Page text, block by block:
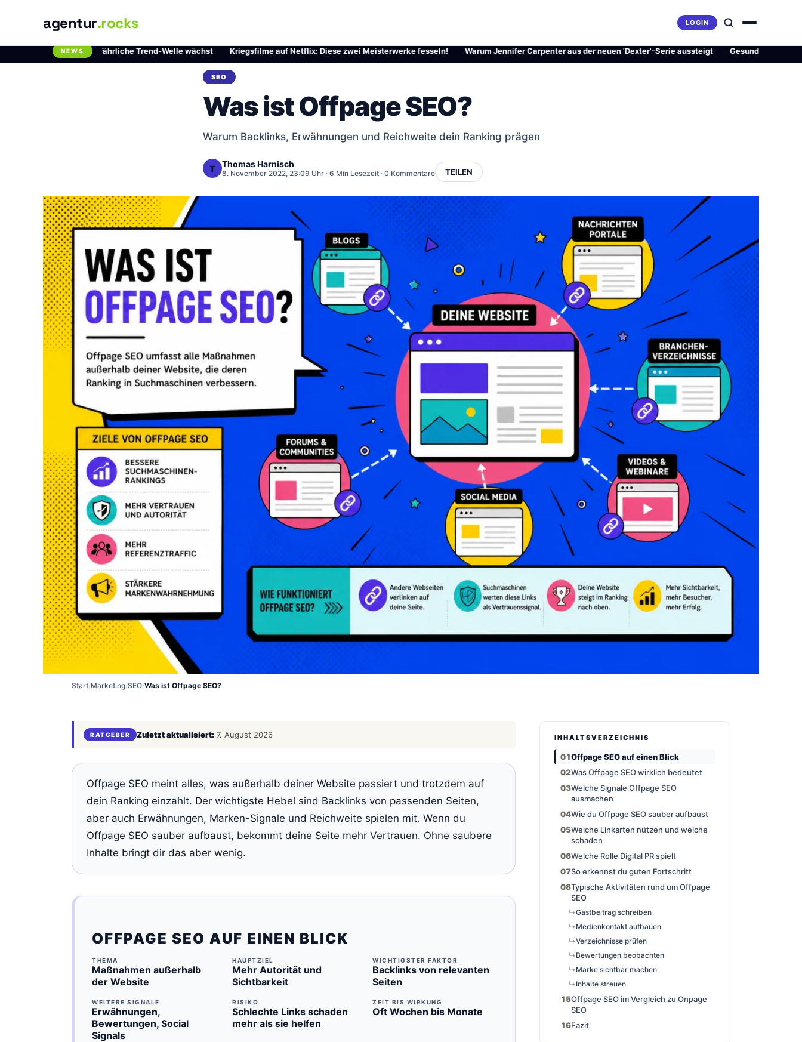
agentur.rocks LOGIN
NEWS
Breaking News Ticker
Die gefährliche Trend-Welle wächst· Kriegsfilme auf Netflix: Diese zwei Meisterwerke fesseln!· Warum Jennifer Carpenter aus der neuen 'Dexter'-Serie aussteigt· Gesundheitsrevolution
SEO
Was ist Offpage SEO?
Warum Backlinks, Erwähnungen und Reichweite dein Ranking prägen
T Thomas Harnisch
8. November 2022, 23:09 Uhr · 6 Min Lesezeit · 0 Kommentare TEILEN
Start/Marketing/SEO/Was ist Offpage SEO?
RATGEBER Zuletzt aktualisiert: 7. August 2026
Offpage SEO meint alles, was außerhalb deiner Website passiert und trotzdem auf
dein Ranking einzahlt. Der wichtigste Hebel sind Backlinks von passenden Seiten,
aber auch Erwähnungen, Marken-Signale und Reichweite spielen mit. Wenn du
Offpage SEO sauber aufbaust, bekommt deine Seite mehr Vertrauen. Ohne saubere
Inhalte bringt dir das aber wenig.
OFFPAGE SEO AUF EINEN BLICK
THEMA
Maßnahmen außerhalb
der Website
HAUPTZIEL
Mehr Autorität und
Sichtbarkeit
WICHTIGSTER FAKTOR
Backlinks von relevanten
Seiten
WEITERE SIGNALE
Erwähnungen,
Bewertungen, Social
Signals
RISIKO
Schlechte Links schaden
mehr als sie helfen
ZEIT BIS WIRKUNG
Oft Wochen bis Monate
INHALTSVERZEICHNIS
Offpage SEO auf einen Blick
Was Offpage SEO wirklich bedeutet
Welche Signale Offpage SEO
ausmachen
Wie du Offpage SEO sauber aufbaust
Welche Linkarten nützen und welche
schaden
Welche Rolle Digital PR spielt
So erkennst du guten Fortschritt
Typische Aktivitäten rund um Offpage
SEO
Gastbeitrag schreiben
Medienkontakt aufbauen
Verzeichnisse prüfen
Bewertungen beobachten
Marke sichtbar machen
Inhalte streuen
Offpage SEO im Vergleich zu Onpage
SEO
Fazit